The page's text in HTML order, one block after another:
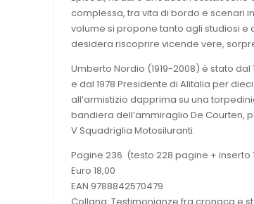
complessa, tra vita di bordo e scenari
volume si propone tanto agli studiosi
desidera riscoprire vicende vere,
Umberto Nordio (1919-2008) è stato
e dal 1978 Presidente di Alitalia per
all’armistizio dapprima su una
bandiera dell’ammiraglio De Courten,
V Squadriglia Motosiluranti.
Pagine 236 (testo 228 pagine + inserto
Euro 18,00
EAN 9788842570479